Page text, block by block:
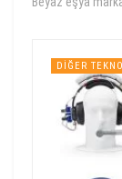
DIĞER